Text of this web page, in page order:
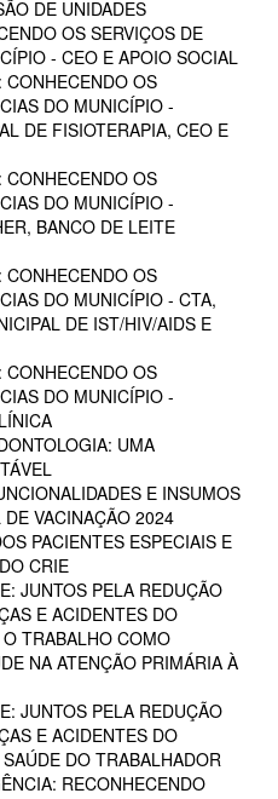
DE UNIDADES
OS SERVIÇOS DE
- CEO E APOIO SOCIAL
CONHECENDO OS
DO MUNICÍPIO -
DE FISIOTERAPIA, CEO E
CONHECENDO OS
DO MUNICÍPIO -
BANCO DE LEITE
CONHECENDO OS
DO MUNICÍPIO - CTA,
DE IST/HIV/AIDS E
CONHECENDO OS
DO MUNICÍPIO -
UMA
E INSUMOS
VACINAÇÃO 2024
PACIENTES ESPECIAIS E
CRIE
JUNTOS PELA REDUÇÃO
E ACIDENTES DO
TRABALHO COMO
NA ATENÇÃO PRIMÁRIA À
JUNTOS PELA REDUÇÃO
E ACIDENTES DO
DO TRABALHADOR
RECONHECENDO